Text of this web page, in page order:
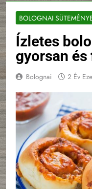
BOLOGNAI
Ízletes
gyorsan
Bolognai 2 Év